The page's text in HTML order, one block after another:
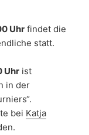
Uhr findet die
statt.
Uhr ist
in der
bei Katja